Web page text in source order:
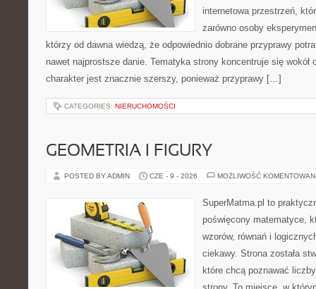
internetowa przestrzeń,
zarówno osoby
którzy od dawna wiedzą, że odpowiednio dobrane przyprawy
nawet najprostsze danie. Tematyka strony koncentruje się wokół
charakter jest znacznie szerszy, ponieważ przyprawy […]
CATEGORIES: NIERUCHOMOŚCI
GEOMETRIA I FIGURY
POSTED BY ADMIN CZE - 9 - 2026 MOŻLIWOŚĆ
SuperMatma.pl to
poświęcony matematyce,
wzorów, równań i
ciekawy. Strona została
które chcą poznawać